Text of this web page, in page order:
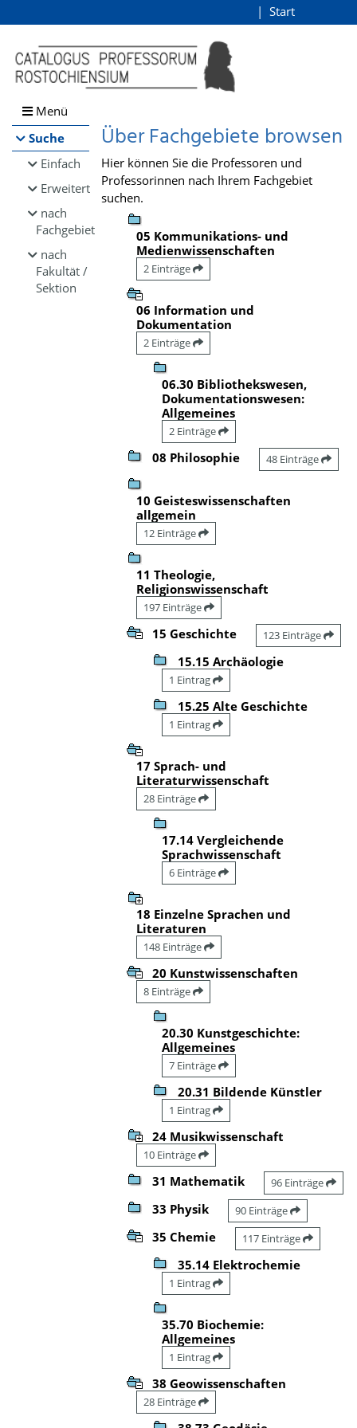
Browsen
direkt zum Inhalt
Start
Menü
Suche
Einfach
Erweitert
nach
Fachgebiet
nach
Fakultät /
Sektion
Über Fachgebiete browsen
Hier können Sie die Professoren und
Professorinnen nach Ihrem Fachgebiet
suchen.
05 Kommunikations- und
Medienwissenschaften
2 Einträge
06 Information und
Dokumentation
2 Einträge
06.30 Bibliothekswesen,
Dokumentationswesen:
Allgemeines
2 Einträge
08 Philosophie 48 Einträge
10 Geisteswissenschaften
allgemein
12 Einträge
11 Theologie,
Religionswissenschaft
197 Einträge
15 Geschichte 123 Einträge
15.15 Archäologie
1 Eintrag
15.25 Alte Geschichte
1 Eintrag
17 Sprach- und
Literaturwissenschaft
28 Einträge
17.14 Vergleichende
Sprachwissenschaft
6 Einträge
18 Einzelne Sprachen und
Literaturen
148 Einträge
20 Kunstwissenschaften
8 Einträge
20.30 Kunstgeschichte:
Allgemeines
7 Einträge
20.31 Bildende Künstler
1 Eintrag
24 Musikwissenschaft
10 Einträge
31 Mathematik 96 Einträge
33 Physik 90 Einträge
35 Chemie 117 Einträge
35.14 Elektrochemie
1 Eintrag
35.70 Biochemie:
Allgemeines
1 Eintrag
38 Geowissenschaften
28 Einträge